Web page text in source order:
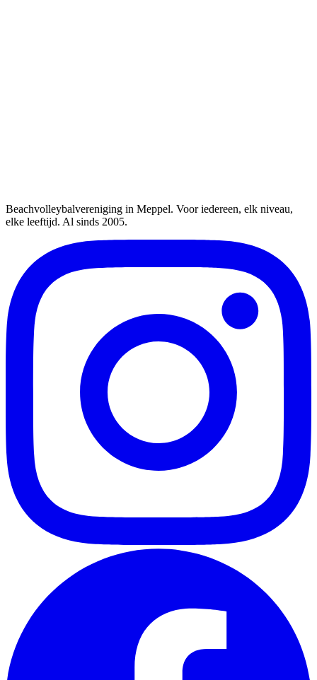
Beachvolleybalvereniging in Meppel. Voor iedereen, elk niveau,
elke leeftijd. Al sinds 2005.